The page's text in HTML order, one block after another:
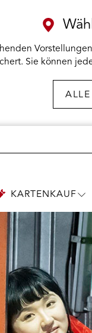
Sie können
KARTENKAUF